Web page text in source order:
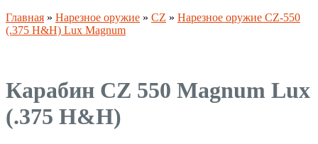
Главная » Нарезное оружие » CZ » Нарезное оружие CZ-550
(.375 H&H) Lux Magnum
Карабин CZ 550 Magnum Lux
(.375 H&H)